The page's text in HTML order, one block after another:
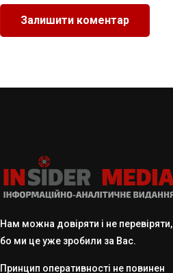
Нам можна довіряти і не перевіряти,
бо ми це уже зробили за Вас.
Принцип оперативності не повинен